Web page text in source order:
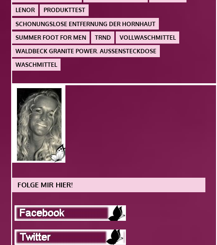
LENOR
PRODUKTTEST
SCHONUNGSLOSE ENTFERNUNG DER HORNHAUT
SUMMER FOOT FOR MEN
TRND
VOLLWASCHMITTEL
WALDBECK GRANITE POWER. AUSSENSTECKDOSE
WASCHMITTEL
FOLGE MIR HIER!